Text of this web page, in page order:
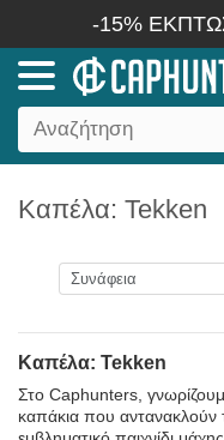
-15%
Καπέλα: Tekken
Καπέλα: Tekken
Στο Caphunters,
καπάκια που αντανακλούν